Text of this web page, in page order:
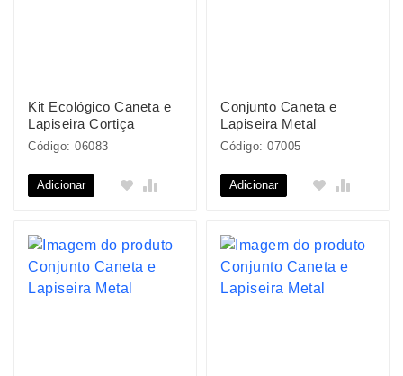
Kit Ecológico Caneta e
Lapiseira Cortiça
Código: 06083
Adicionar
Conjunto Caneta e
Lapiseira Metal
Código: 07005
Adicionar